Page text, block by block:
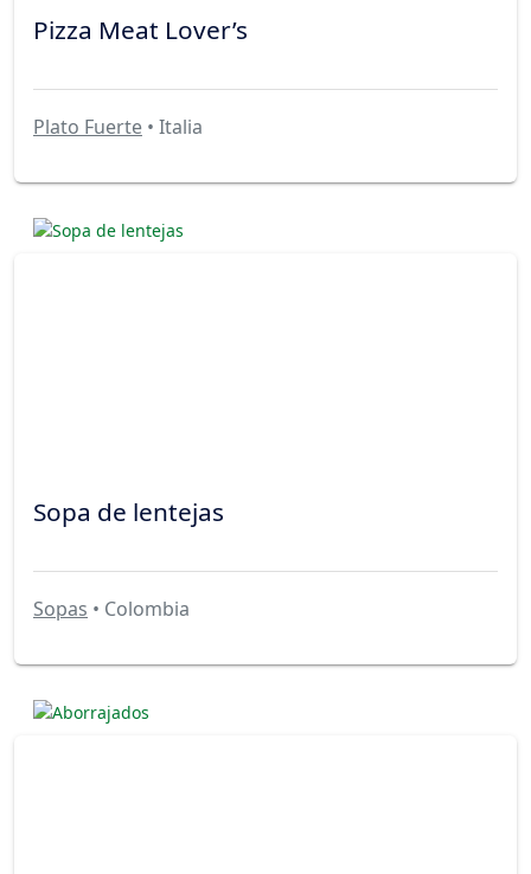
Pizza Meat Lover’s
Plato Fuerte • Italia
Sopa de lentejas
Sopas • Colombia